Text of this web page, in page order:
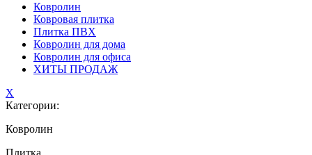
Ковролин
Ковровая плитка
Плитка ПВХ
Ковролин для дома
Ковролин для офиса
ХИТЫ ПРОДАЖ
X
Категории:
Ковролин
Плитка